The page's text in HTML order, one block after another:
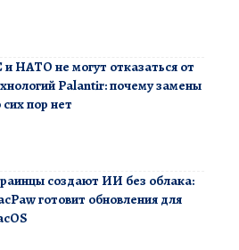
и НАТО не могут отказаться от
Palantir: почему замены
сих пор нет
создают ИИ без облака:
готовит обновления для